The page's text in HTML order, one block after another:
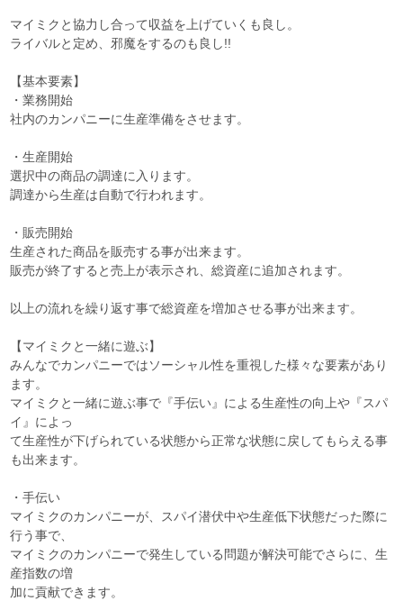
マイミクと協力し合って収益を上げていくも良し。
ライバルと定め、邪魔をするのも良し!!
【基本要素】
・業務開始
社内のカンパニーに生産準備をさせます。
・生産開始
選択中の商品の調達に入ります。
調達から生産は自動で行われます。
・販売開始
生産された商品を販売する事が出来ます。
販売が終了すると売上が表示され、総資産に追加されます。
以上の流れを繰り返す事で総資産を増加させる事が出来ます。
【マイミクと一緒に遊ぶ】
みんなでカンパニーではソーシャル性を重視した様々な要素があり
ます。
マイミクと一緒に遊ぶ事で『手伝い』による生産性の向上や『スパ
イ』によっ
て生産性が下げられている状態から正常な状態に戻してもらえる事
も出来ます。
・手伝い
マイミクのカンパニーが、スパイ潜伏中や生産低下状態だった際に
行う事で、
マイミクのカンパニーで発生している問題が解決可能でさらに、生
産指数の増
加に貢献できます。